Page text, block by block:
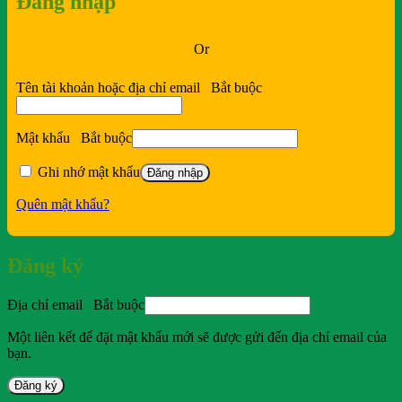
Or
Tên tài khoản hoặc địa chỉ email Bắt buộc
Mật khẩu Bắt buộc
Ghi nhớ mật khẩu Đăng nhập
Quên mật khẩu?
Đăng ký
Địa chỉ email Bắt buộc
Một liên kết để đặt mật khẩu mới sẽ được gửi đến địa chỉ email của
bạn.
Đăng ký